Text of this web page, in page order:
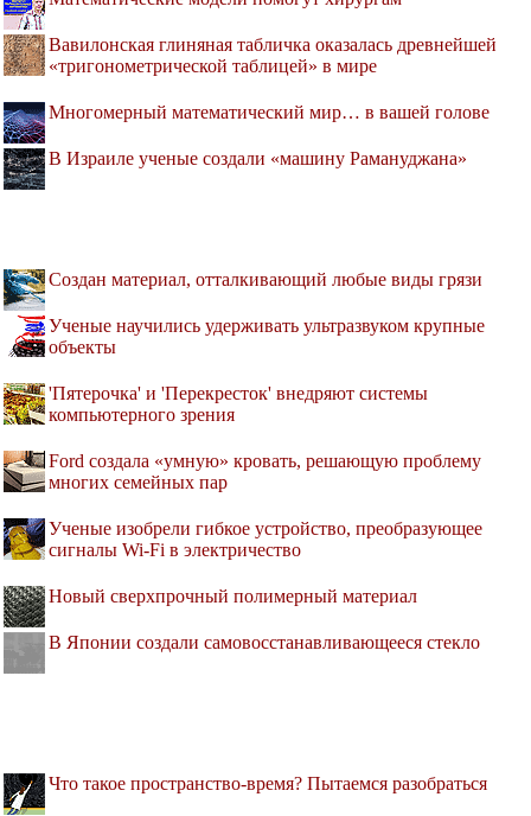
Вавилонская глиняная табличка оказалась древнейшей
«тригонометрической таблицей» в мире
Многомерный математический мир… в вашей голове
В Израиле ученые создали «машину Рамануджана»
Создан материал, отталкивающий любые виды грязи
Ученые научились удерживать ультразвуком крупные
объекты
'Пятерочка' и 'Перекресток' внедряют системы
компьютерного зрения
Ford создала «умную» кровать, решающую проблему
многих семейных пар
Ученые изобрели гибкое устройство, преобразующее
сигналы Wi-Fi в электричество
Новый сверхпрочный полимерный материал
В Японии создали самовосстанавливающееся стекло
Что такое пространство-время? Пытаемся разобраться